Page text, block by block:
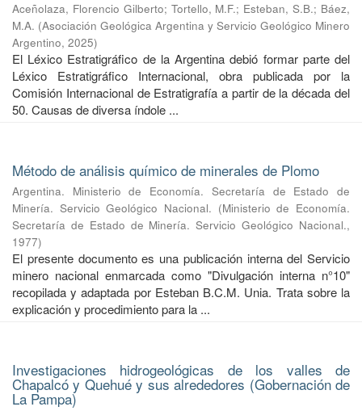
Aceñolaza, Florencio Gilberto; Tortello, M.F.; Esteban, S.B.; Báez,
M.A. (Asociación Geológica Argentina y Servicio Geológico Minero
Argentino, 2025)
El Léxico Estratigráfico de la Argentina debió formar parte del
Léxico Estratigráfico Internacional, obra publicada por la
Comisión Internacional de Estratigrafía a partir de la década del
50. Causas de diversa índole ...
Método de análisis químico de minerales de Plomo
Argentina. Ministerio de Economía. Secretaría de Estado de
Minería. Servicio Geológico Nacional. (Ministerio de Economía.
Secretaría de Estado de Minería. Servicio Geológico Nacional.,
1977)
El presente documento es una publicación interna del Servicio
minero nacional enmarcada como "Divulgación interna n°10"
recopilada y adaptada por Esteban B.C.M. Unia. Trata sobre la
explicación y procedimiento para la ...
Investigaciones hidrogeológicas de los valles de
Chapalcó y Quehué y sus alrededores (Gobernación de
La Pampa)